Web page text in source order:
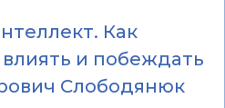
Как
и побеждать
Слободянюк